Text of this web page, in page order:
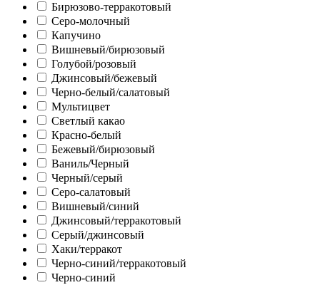
Бирюзово-терракотовый
Серо-молочный
Капучино
Вишневый/бирюзовый
Голубой/розовый
Джинсовый/бежевый
Черно-белый/салатовый
Мультицвет
Светлый какао
Красно-белый
Бежевый/бирюзовый
Ваниль/Черный
Черный/серый
Серо-салатовый
Вишневый/синий
Джинсовый/терракотовый
Серый/джинсовый
Хаки/терракот
Черно-синий/терракотовый
Черно-синий